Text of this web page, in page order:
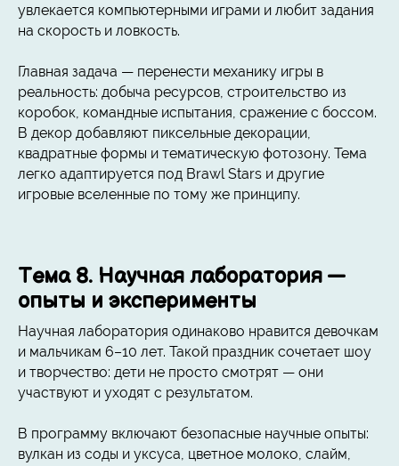
увлекается компьютерными играми и любит задания
на скорость и ловкость.
Главная задача — перенести механику игры в
реальность: добыча ресурсов, строительство из
коробок, командные испытания, сражение с боссом.
В декор добавляют пиксельные декорации,
квадратные формы и тематическую фотозону. Тема
легко адаптируется под Brawl Stars и другие
игровые вселенные по тому же принципу.
Тема 8. Научная лаборатория —
опыты и эксперименты
Научная лаборатория одинаково нравится девочкам
и мальчикам 6–10 лет. Такой праздник сочетает шоу
и творчество: дети не просто смотрят — они
участвуют и уходят с результатом.
В программу включают безопасные научные опыты:
вулкан из соды и уксуса, цветное молоко, слайм,